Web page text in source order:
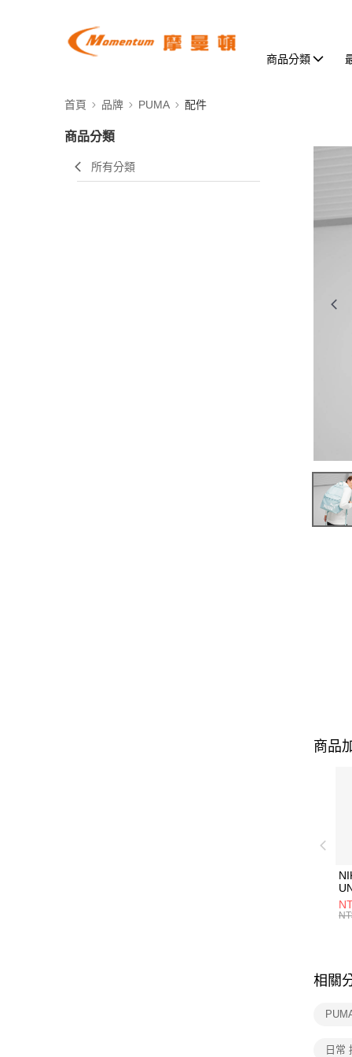
商品分類
首頁 品牌 PUMA 配件
商品分類
所有分類
商品
統
相關
日常